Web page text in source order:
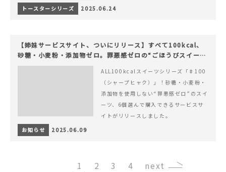
トースターシリーズ 2025.06.24
【姉妹サービスサイト、ついにリリース】すべて100kcal、
砂糖・小麦粉・添加物ゼロ。罪悪感ゼロの“ごほうびスイー
ツ”『#100（シャープ100）』
ALL100kcalスイーツシリーズ「♯100
（シャープヒャク）」！砂糖・小麦粉・
添加物を使用しない“罪悪感ゼロ”のスイ
ーツ、6個選んで購入できるサービスサ
イトがリリースしました。
お知らせ
2025.06.09
1 2 3 4 ›